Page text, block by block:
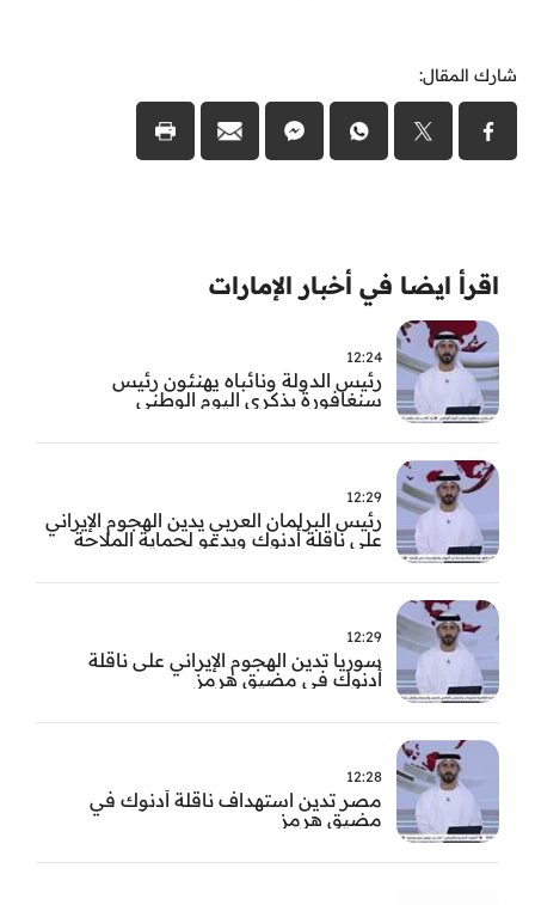
شارك المقال:
اقرأ ايضا في أخبار الإمارات
12:24
رئيس الدولة ونائباه يهنئون رئيس
سنغافورة بذكرى اليوم الوطني
12:29
رئيس البرلمان العربي يدين الهجوم الإيراني
على ناقلة أدنوك ويدعو لحماية الملاحة
12:29
سوريا تدين الهجوم الإيراني على ناقلة
أدنوك في مضيق هرمز ‏
12:28
مصر تدين استهداف ناقلة أدنوك في
مضيق هرمز